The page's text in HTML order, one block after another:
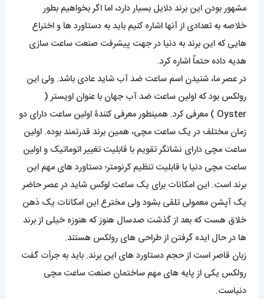
مشهور بودن این برند دلایل بسیار دارد، اما اگر بخواهیم بطور
خلاصه به تعدادی از آنها اشاره کنیم باید به دستاورد ها و اختراع
هایی که این برند به دنیا در جهت پیشرفت صنعت ساعت سازی
هدیه داده حتماً اشاره کرد.
در عصر ما، شنیدن اسم ساعت ضد آب شاید عادی باشد. ولی این
رولکس بود که اولین ساعت ضد آب جهان با عنوان اویستر (
Oyster ) معرفی کرد. همینطور معرفی کنندۀ اولین ساعت دارای دو
زمان مختلف در یک ساعت مچی، همین برند قدرتمند بوده. اولین
ساعت مچی دارای نشانگر تقویم با قابلیت تغییر اتوماتیک و اولین
ساعت مچی دنیا با قابلیت تنظیم کرنومتر؛ دستاورد های مهم این
برند است. این امکانات برای یک ساعت لوکس شاید در عصر حاضر
یک آپشن معمولی تلقی بشود ولی مخترع این امکانات یک ذهن
خلاق هست که بعد از گذشت صدسال هنوز که هنوزه خیلی از برند
ها در حال ایده گرفتن از طراحی های رولکس هستند.
زبان قاصر است از حجم دستاورد های این برند. باید به جرأت گفت
رولکس یکی از پایه های مهم ساختمان صنعت ساعت مچی
دنیاست.